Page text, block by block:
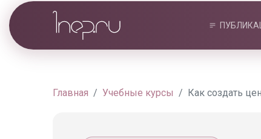
Главная Учебные курсы Как создать